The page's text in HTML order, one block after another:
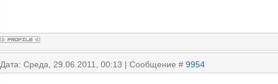
Дата: Среда, 29.06.2011, 00:13 | Сообщение # 9954